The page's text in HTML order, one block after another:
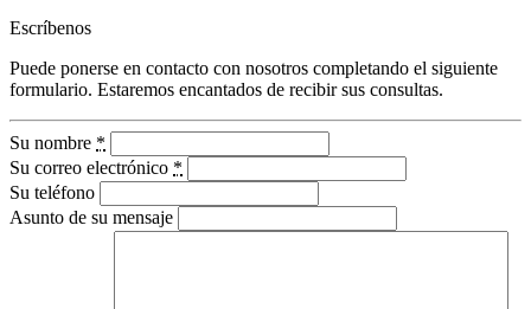
Escríbenos
Puede ponerse en contacto con nosotros completando el siguiente
formulario. Estaremos encantados de recibir sus consultas.
Su nombre *
Su correo electrónico *
Su teléfono
Asunto de su mensaje